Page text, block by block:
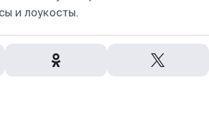
и лоукосты.